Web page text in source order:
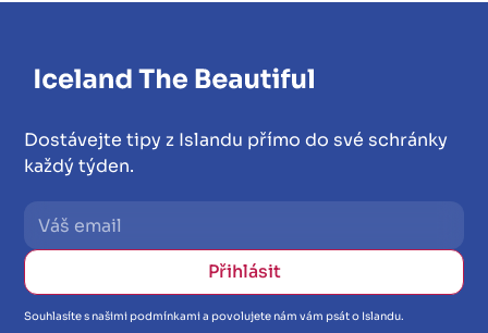
Dostávejte tipy z Islandu přímo do své schránky
každý týden.
Souhlasíte s našimi podmínkami a povolujete nám vám psát o Islandu.